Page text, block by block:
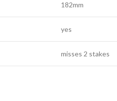
182mm
yes
misses 2 stakes